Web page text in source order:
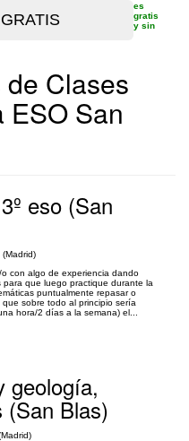
es
gratis
y sin
Clases
ESO San
eso (San
con algo de experiencia dando
para que luego practique durante la
puntualmente repasar o
sobre todo al principio sería
hora/2 días a la semana) el...
geología,
(San Blas)